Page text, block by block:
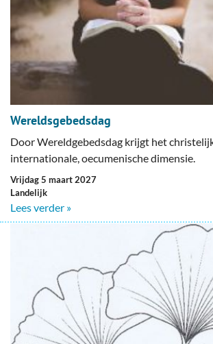
Wereldsgebedsdag
Door Wereldgebedsdag krijgt het
internationale, oecumenische dimensie.
vrijdag 5 maart 2027
Landelijk
Lees verder »